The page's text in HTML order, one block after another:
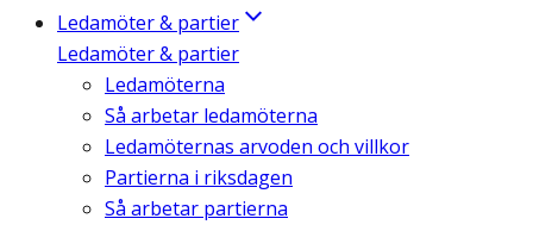
Ledamöter & partier
Ledamöter & partier
Ledamöterna
Så arbetar ledamöterna
Ledamöternas arvoden och villkor
Partierna i riksdagen
Så arbetar partierna